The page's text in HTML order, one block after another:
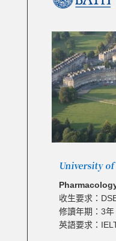
University of
收生要求：
修讀年期：3年
英語要求：